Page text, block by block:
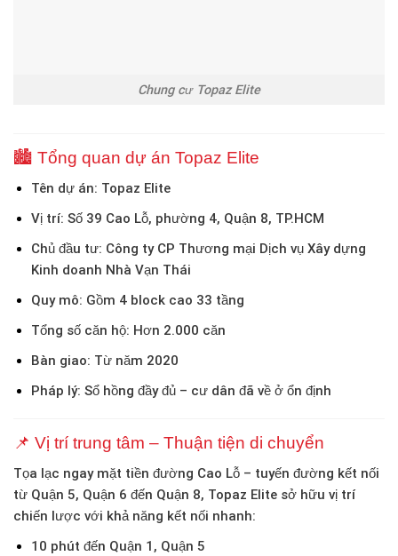
Chung cư Topaz Elite
🏙️ Tổng quan dự án Topaz Elite
Tên dự án: Topaz Elite
Vị trí: Số 39 Cao Lỗ, phường 4, Quận 8, TP.HCM
Chủ đầu tư: Công ty CP Thương mại Dịch vụ Xây dựng
Kinh doanh Nhà Vạn Thái
Quy mô: Gồm 4 block cao 33 tầng
Tổng số căn hộ: Hơn 2.000 căn
Bàn giao: Từ năm 2020
Pháp lý: Sổ hồng đầy đủ – cư dân đã về ở ổn định
📌 Vị trí trung tâm – Thuận tiện di chuyển
Tọa lạc ngay mặt tiền đường Cao Lỗ – tuyến đường kết nối
từ Quận 5, Quận 6 đến Quận 8, Topaz Elite sở hữu vị trí
chiến lược với khả năng kết nối nhanh:
10 phút đến Quận 1, Quận 5